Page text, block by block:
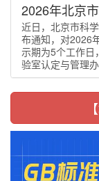
2026年北京
近日，北京市科
布通知，对2026
示期为5个工作日
验室认定与管理